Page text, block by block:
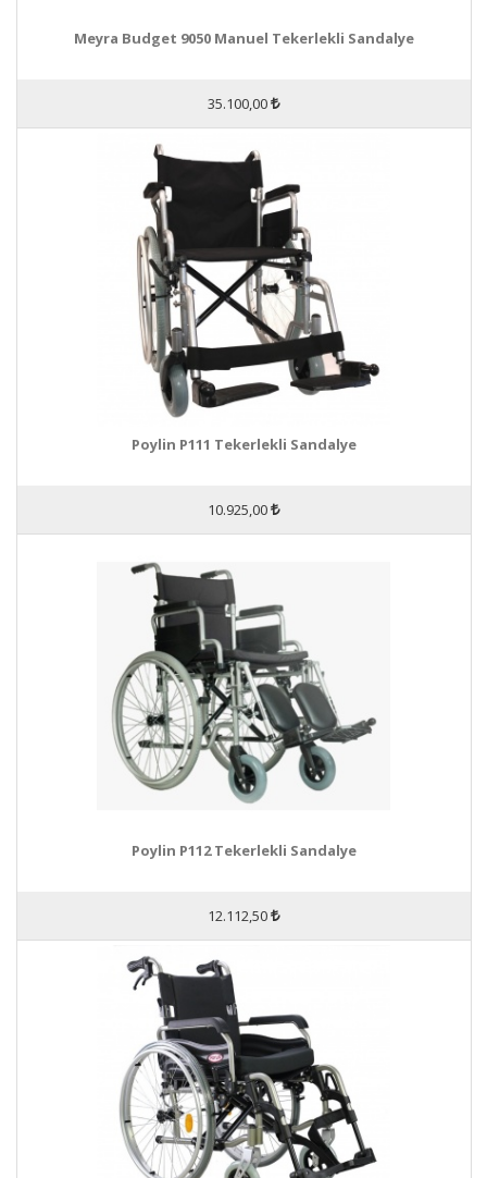
Meyra Budget 9050 Manuel Tekerlekli Sandalye
35.100,00
Poylin P111 Tekerlekli Sandalye
10.925,00
Poylin P112 Tekerlekli Sandalye
12.112,50